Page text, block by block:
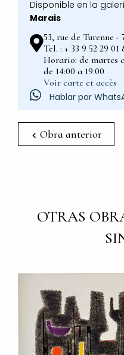
Disponible en la
Marais
53, rue de Turenne -
Tel. : + 33 9 52 29
Horario: de martes
de 14:00 a 19:00
Voir carte et accès
Hablar por
Obra anterior
OTRAS